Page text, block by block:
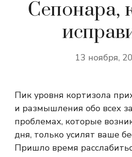
Сепонара,
13 ноября,
Пик уровня кортизола
и размышления обо всех
проблемах, которые
дня, только усилят ваше
Пришло время